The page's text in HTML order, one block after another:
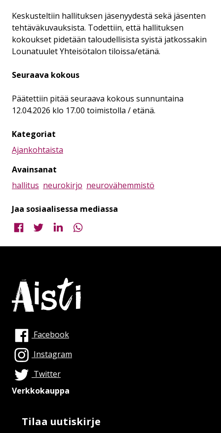
Keskusteltiin hallituksen jäsenyydestä sekä jäsenten
tehtäväkuvauksista. Todettiin, että hallituksen
kokoukset pidetään taloudellisista syistä jatkossakin
Lounatuulet Yhteisötalon tiloissa/etänä.
Seuraava kokous
Päätettiin pitää seuraava kokous sunnuntaina
12.04.2026 klo 17.00 toimistolla / etänä.
Kategoriat
Ajankohtaista
Avainsanat
hallitus neurokirjo neurovähemmistö
Jaa sosiaalisessa mediassa
Jaa Facebookissa
Jaa TwitterissäJaa LinkedInissä
Facebook
Instagram
Twitter
Verkkokauppa
Tilaa uutiskirje